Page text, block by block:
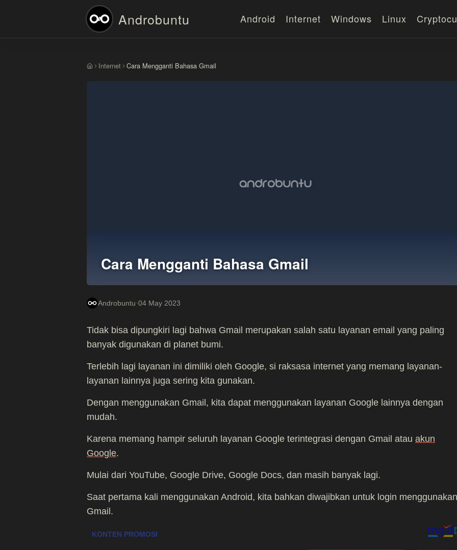
Androbuntu Android Internet Windows Linux
BerandaInternet Cara Mengganti Bahasa Gmail
Cara Mengganti Bahasa Gmail
Androbuntu·04 May 2023
Tidak bisa dipungkiri lagi bahwa Gmail merupakan salah satu layanan email yang paling
banyak digunakan di planet bumi.
Terlebih lagi layanan ini dimiliki oleh Google, si raksasa internet yang memang layanan-
layanan lainnya juga sering kita gunakan.
Dengan menggunakan Gmail, kita dapat menggunakan layanan Google lainnya dengan
mudah.
Karena memang hampir seluruh layanan Google terintegrasi dengan Gmail atau akun
Google.
Mulai dari YouTube, Google Drive, Google Docs, dan masih banyak lagi.
Saat pertama kali menggunakan Android, kita bahkan diwajibkan untuk login menggunakan
Gmail.